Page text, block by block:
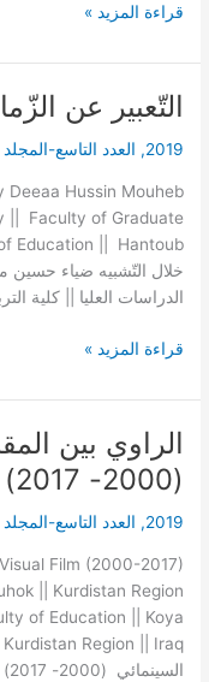
قراءة المزيد »
التّعبير عن
2019
, العدد التاسع-المجلد
Deeaa Hussin Mouheb
|| Faculty of Graduate
خلال التّشبيه ضياء حسين
الدراسات العليا || كلية
التّعبير
الزّمان
قراءة المزيد »
الراوي بين
(2000- 2017)
2019
, العدد التاسع-المجلد
Film (2000-2017)
|| Kurdistan Region
of Education || Koya
الراوي
بين
المقروء
والمرئي
(2000-
2017)